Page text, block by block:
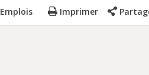
Emplois Imprimer